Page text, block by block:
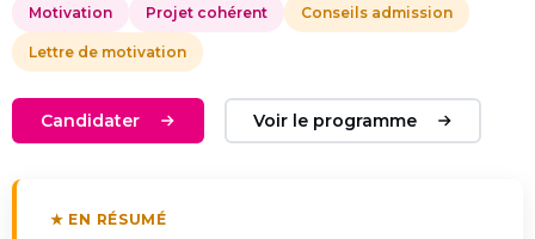
Motivation Projet cohérent Conseils admission
Lettre de motivation
Candidater Voir le programme
★ EN RÉSUMÉ